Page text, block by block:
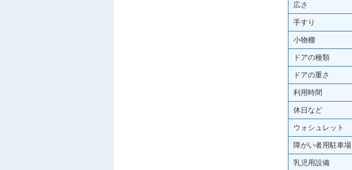
広さ
手すり
小物棚
ドアの種類
ドアの重さ
利用時間
休日など
ウォシュレット
障がい者用駐車場
乳児用設備